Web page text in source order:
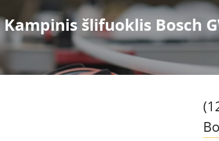
šlifuoklis Bosch